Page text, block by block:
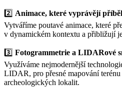
2️⃣ Animace, které vyprávějí
Vytváříme poutavé animace, které
v dynamickém kontextu a přibližují
3️⃣ Fotogrammetrie a LIDARové
Využíváme nejmodernější
LIDAR, pro přesné mapování
archeologických lokalit.